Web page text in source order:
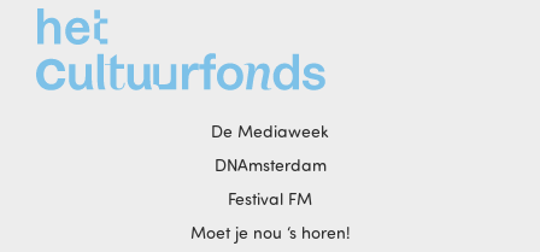
De Mediaweek
DNAmsterdam
Festival FM
Moet je nou ‘s horen!